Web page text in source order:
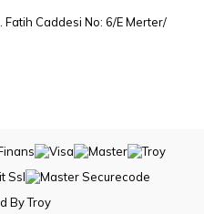
Caddesi No: 6/E Merter/